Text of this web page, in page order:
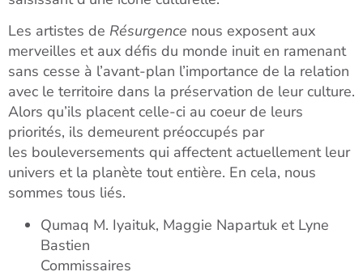
Les artistes de Résurgence nous exposent aux
merveilles et aux défis du monde inuit en ramenant
sans cesse à l’avant-plan l’importance de la relation
avec le territoire dans la préservation de leur culture.
Alors qu’ils placent celle-ci au coeur de leurs
priorités, ils demeurent préoccupés par
les bouleversements qui affectent actuellement leur
univers et la planète tout entière. En cela, nous
sommes tous liés.
Qumaq M. Iyaituk, Maggie Napartuk et Lyne
Bastien
Commissaires